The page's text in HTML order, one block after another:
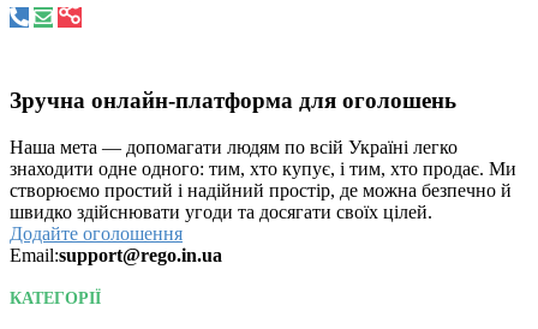
Зручна онлайн-платформа для оголошень
Наша мета — допомагати людям по всій Україні легко
знаходити одне одного: тим, хто купує, і тим, хто продає. Ми
створюємо простий і надійний простір, де можна безпечно й
швидко здійснювати угоди та досягати своїх цілей.
Додайте оголошення
Email:support@rego.in.ua
КАТЕГОРІЇ